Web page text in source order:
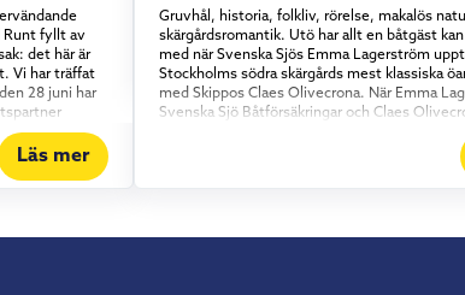
Runt fyllt av
det här är
Vi har träffat
28 juni har
årets upplaga
möten:
möter
och
Att segla ihop
Läs mer
Gruvhål, historia, folkliv, rörelse, makalös
skärgårdsromantik. Utö har allt en båtgäst
med när Svenska Sjös Emma Lagerström
Stockholms södra skärgårds mest klassiska
med Skippos Claes Olivecrona. När Emma
Svenska Sjö Båtförsäkringar och Claes
glider in mot den klassiska skärgårdsön är
rakt in i ett stycke svensk sommarhistoria.
brutit malm sedan medeltiden, societeten